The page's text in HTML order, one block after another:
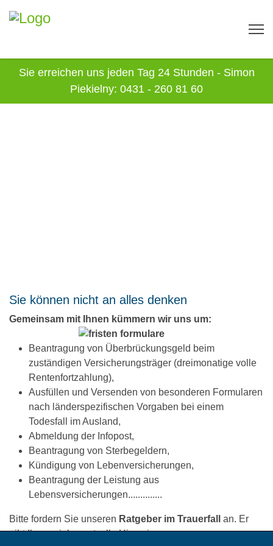
Sie erreichen uns jeden Tag 24 Stunden - Simon
Piekielny: 0431 - 260 81 60
Sie können nicht an alles denken
Gemeinsam mit Ihnen kümmern wir uns um:
Beantragung von Überbrückungsgeld beim
zuständigen Versicherungsträger (dreimonatige volle
Rentenfortzahlung),
Ausfüllen und Versenden von besonderen Formularen
nach länderspezifischen Vorgaben bei einem
Todesfall im Ausland,
Abmeldung der Infopost,
Beantragung von Sterbegeldern,
Kündigung von Lebenversicherungen,
Beantragung der Leistung aus
Lebensversicherungen..............
Bitte fordern Sie unseren Ratgeber im Trauerfall
an. Er
gibt Ihnen viele wertvolle Hinweise............